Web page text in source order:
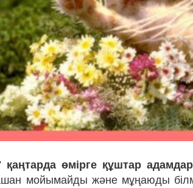
қаңтарда өмірге құштар
мойымайды және мұңаюды